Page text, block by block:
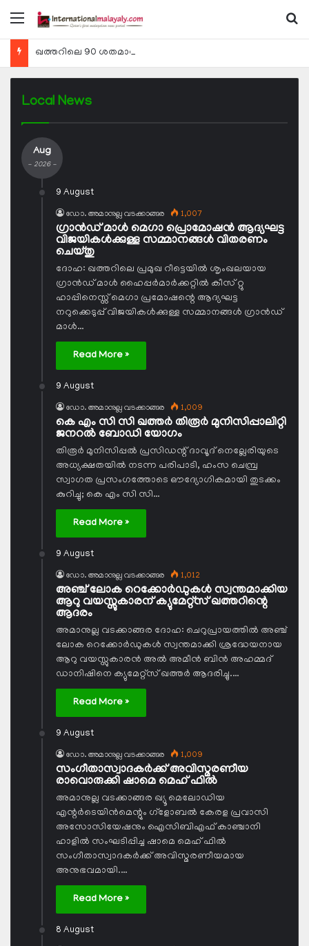
Menu
Local News
Aug
- 2026 -
9 August
ഡോ. അമാനുല്ല വടക്കാങ്ങര 1,007
ഗ്രാന്‍ഡ് മാള്‍ മെഗാ പ്രൊമോഷന്‍ ആദ്യഘട്ട
വിജയികള്‍ക്കുള്ള സമ്മാനങ്ങള്‍ വിതരണം
ചെയ്തു
ദോഹ: ഖത്തറിലെ പ്രമുഖ റീട്ടെയില്‍ ശൃംഖലയായ
ഗ്രാന്‍ഡ് മാള്‍ ഹൈപ്പര്‍മാര്‍ക്കറ്റില്‍ കീസ് റ്റു
ഹാപ്പിനെസ്സ് മെഗാ പ്രമോഷന്റെ ആദ്യഘട്ട
നറുക്കെടുപ്പ് വിജയികള്‍ക്കുള്ള സമ്മാനങ്ങള്‍ ഗ്രാന്‍ഡ്
മാള്‍…
Read More »
9 August
ഡോ. അമാനുല്ല വടക്കാങ്ങര 1,009
കെ എം സി സി ഖത്തര്‍ തിരൂര്‍ മുനിസിപ്പാലിറ്റി
ജനറല്‍ ബോഡി യോഗം
തിരൂര്‍ മുനിസിപ്പല്‍ പ്രസിഡന്റ് ദാവൂദ് നെല്ലേരിയുടെ
അധ്യക്ഷതയില്‍ നടന്ന പരിപാടി, ഹംസ ചെമ്പ്ര
സ്വാഗത പ്രസംഗത്തോടെ ഔദ്യോഗികമായി തുടക്കം
കുറിച്ചു; കെ എം സി സി…
Read More »
9 August
ഡോ. അമാനുല്ല വടക്കാങ്ങര 1,012
അഞ്ച് ലോക റെക്കോര്‍ഡുകള്‍ സ്വന്തമാക്കിയ
ആറു വയസ്സുകാരന് ക്യുമേറ്റ്‌സ് ഖത്തറിന്റെ
ആദരം
അമാനുല്ല വടക്കാങ്ങര ദോഹ: ചെറുപ്രായത്തില്‍ അഞ്ച്
ലോക റെക്കോര്‍ഡുകള്‍ സ്വന്തമാക്കി ശ്രദ്ധേയനായ
ആറു വയസ്സുകാരന്‍ അല്‍ അമീന്‍ ബിന്‍ അഹമ്മദ്
ഡാനിഷിനെ ക്യുമേറ്റ്‌സ് ഖത്തര്‍ ആദരിച്ചു.…
Read More »
9 August
ഡോ. അമാനുല്ല വടക്കാങ്ങര 1,009
സംഗീതാസ്വാദകര്‍ക്ക് അവിസ്മരണീയ
രാവൊരുക്കി ഷാമെ മെഹ് ഫില്‍
അമാനുല്ല വടക്കാങ്ങര ഖ്യൂ മെലോഡിയ
എന്റര്‍ടെയിന്‍മെന്റും ഗ്‌ളോബല്‍ കേരള പ്രവാസി
അസോസിയേഷനും ഐസിബിഎഫ് കാഞ്ചാനി
ഹാളില്‍ സംഘടിപ്പിച്ച ഷാമെ മെഹ് ഫില്‍
സംഗീതാസ്വാദകര്‍ക്ക് അവിസ്മരണീയമായ
അനുഭവമായി.…
Read More »
8 August